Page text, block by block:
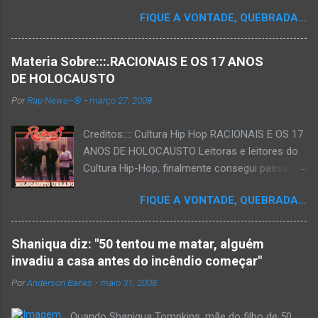
FIQUE A VONTADE, QUEBRADA...
Materia Sobre:::.RACIONAIS E OS 17 ANOS
DE HOLOCAUSTO
PorRap News--® -março 27, 2008
Creditos:::: Cultura Hip Hop RACIONAIS E OS 17
ANOS DE HOLOCAUSTO Leitoras e leitores do
Cultura Hip-Hop, finalmente consegui passar
que há muito tempo vinha maturando: uma
espécie de "ensaio-tributo" ao disco mais
importante do rap brasileiro, que completará 17
anos agora em 2008. Falo de "Holocausto
Urbano", do grupo paulistano Racionais MC's.
Como de costume, uma pequena digressão. É
FIQUE A VONTADE, QUEBRADA...
Shaniqua diz: "50 tentou me matar, alguém
invadiu a casa antes do incêndio começar"
PorAnderson Banks -maio 31, 2008